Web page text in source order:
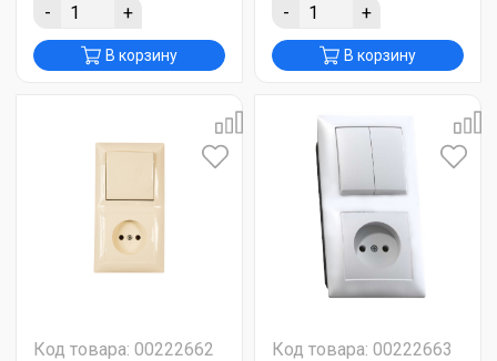
- +
В корзину
- +
В корзину
Код товара: 00222662
Код товара: 00222663